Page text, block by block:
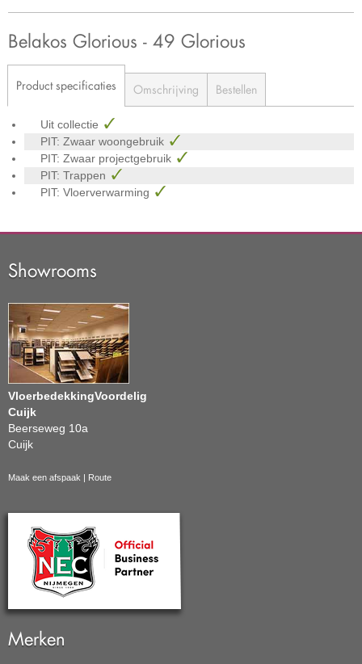
Belakos Glorious - 49 Glorious
Product specificaties Omschrijving Bestellen
Uit collectie
PIT: Zwaar woongebruik
PIT: Zwaar projectgebruik
PIT: Trappen
PIT: Vloerverwarming
Showrooms
VloerbedekkingVoordelig
Cuijk
Beerseweg 10a
Cuijk
Maak een afspaak | Route
Merken